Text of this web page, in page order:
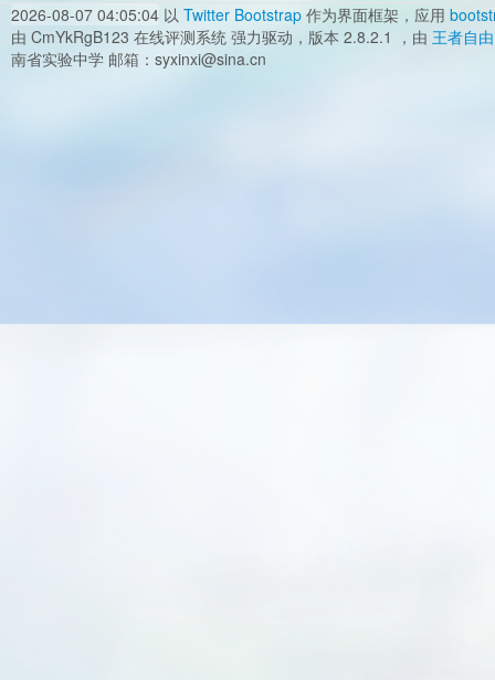
2026-08-07 04:05:04 以 Twitter Bootstrap 作为界面框架，应用
由 CmYkRgB123 在线评测系统 强力驱动，版本 2.8.2.1 ，由 王者自由
南省实验中学 邮箱：syxinxi@sina.cn